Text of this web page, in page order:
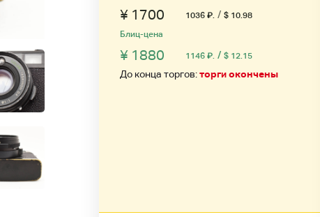
¥ 1700 1036 ₽. / $ 10.98
Блиц-цена
¥ 1880 1146 ₽. / $ 12.15
До конца торгов:торги окончены